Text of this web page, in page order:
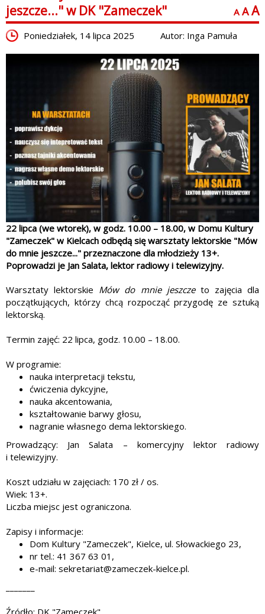
jeszcze..." w DK "Zameczek"
A A A
Poniedziałek, 14 lipca 2025 Autor: Inga Pamuła
22 lipca (we wtorek), w godz. 10.00 – 18.00, w Domu Kultury
"Zameczek" w Kielcach odbędą się warsztaty lektorskie "Mów
do mnie jeszcze..." przeznaczone dla młodzieży 13+.
Poprowadzi je Jan Salata, lektor radiowy i telewizyjny.
Warsztaty lektorskie Mów do mnie jeszczeto zajęcia dla
początkujących, którzy chcą rozpocząć przygodę ze sztuką
lektorską.
Termin zajęć: 22 lipca, godz. 10.00 – 18.00.
W programie:
nauka interpretacji tekstu,
ćwiczenia dykcyjne,
nauka akcentowania,
kształtowanie barwy głosu,
nagranie własnego dema lektorskiego.
Prowadzący: Jan Salata – komercyjny lektor radiowy
i telewizyjny.
Koszt udziału w zajęciach: 170 zł / os.
Wiek: 13+.
Liczba miejsc jest ograniczona.
Zapisy i informacje:
Dom Kultury "Zameczek", Kielce, ul. Słowackiego 23,
nr tel.: 41 367 63 01,
e-mail: sekretariat@zameczek-kielce.pl.